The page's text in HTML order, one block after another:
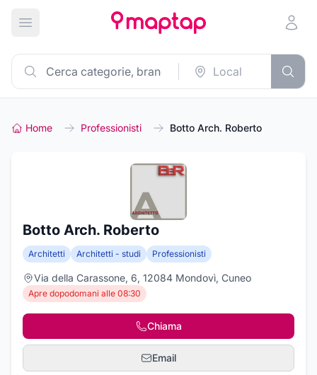
Apri menu principale
Home Professionisti Botto Arch. Roberto
Botto Arch. Roberto
Architetti Architetti - studi Professionisti
Via della Carassone, 6, 12084 Mondovì, Cuneo
Apre dopodomani alle 08:30
Chiama
Email